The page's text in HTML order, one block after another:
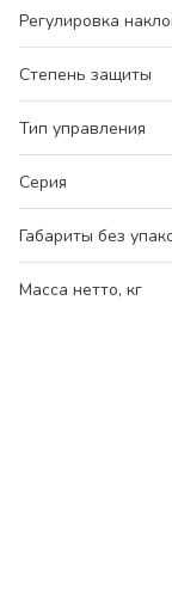
Регулировка
Степень защиты
Тип управления
Серия
Габариты без
Масса нетто, кг